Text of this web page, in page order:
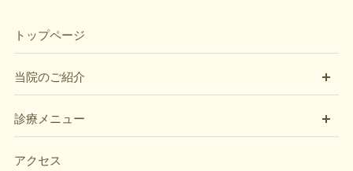
トップページ
当院のご紹介
診療メニュー
アクセス